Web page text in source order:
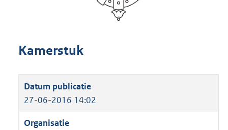
Kamerstuk
27-06-2016 14:02